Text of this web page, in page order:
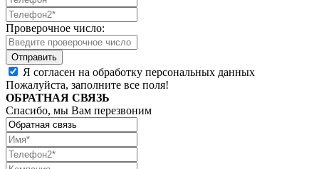
Проверочное число:
Я согласен на обработку персональных данных
Пожалуйста, заполните все поля!
ОБРАТНАЯ СВЯЗЬ
Спасибо, мы Вам перезвоним